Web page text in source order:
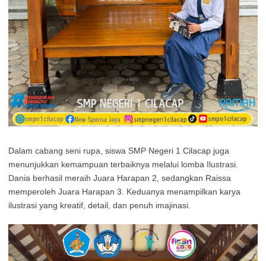
Dalam cabang seni rupa, siswa SMP Negeri 1 Cilacap juga
menunjukkan kemampuan terbaiknya melalui lomba Ilustrasi.
Dania berhasil meraih Juara Harapan 2, sedangkan Raissa
memperoleh Juara Harapan 3. Keduanya menampilkan karya
ilustrasi yang kreatif, detail, dan penuh imajinasi.